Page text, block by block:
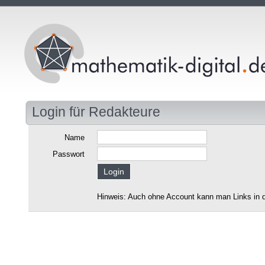
Login für Redakteure
Name
Passwort
Hinweis: Auch ohne Account kann man Links in